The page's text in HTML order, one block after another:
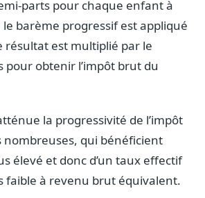
embeds pour vos contenus
santé, finance, numérique…
du temps
parts pour chaque enfant à
barème progressif est appliqué
résultat est multiplié par le
pour obtenir l’impôt brut du
la progressivité de l’impôt
nombreuses, qui bénéficient
élevé et donc d’un taux effectif
faible à revenu brut équivalent.